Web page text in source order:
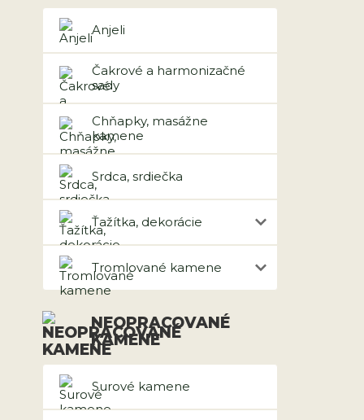
Anjeli
Čakrové a harmonizačné
sady
Chňapky, masážne
kamene
Srdca, srdiečka
Ťažítka, dekorácie
Tromlované kamene
NEOPRACOVANÉ
KAMENE
Surové kamene